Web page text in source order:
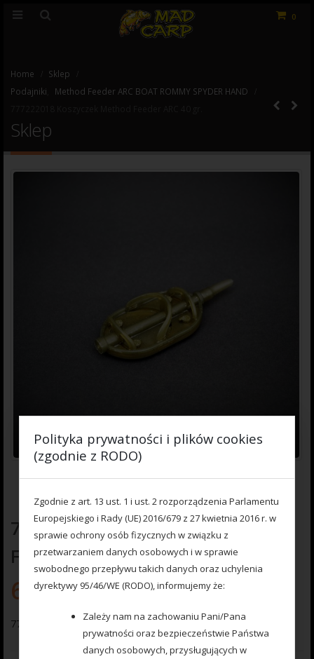
0
Home
Sklep
Podajniki
Method Feeder ARC BOAT ROMMY SPYDER HAND
Sklep
777222018 Koszyczek Method
Feeder ARC 40 gr.
6.70zł
777 222 018 Koszyczek Method Feeder ARC 40 gr.
Polityka prywatności i plików cookies
(zgodnie z RODO)
Zgodnie z art. 13 ust. 1 i ust. 2 rozporządzenia Parlamentu
Europejskiego i Rady (UE) 2016/679 z 27 kwietnia 2016 r. w
sprawie ochrony osób fizycznych w związku z
przetwarzaniem danych osobowych i w sprawie
swobodnego przepływu takich danych oraz uchylenia
dyrektywy 95/46/WE (RODO), informujemy że:
Zależy nam na zachowaniu Pani/Pana
prywatności oraz bezpieczeństwie Państwa
danych osobowych, przysługujących w